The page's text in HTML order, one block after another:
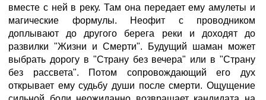
вместе с ней в реку. Там она передает ему амулеты и
магические формулы. Неофит с проводником
доплывают до другого берега реки и доходят до
развилки "Жизни и Смерти". Будущий шаман может
выбрать дорогу в "Страну без вечера" или в "Страну
без рассвета". Потом сопровождающий его дух
открывает ему судьбу души после смерти. Ощущение